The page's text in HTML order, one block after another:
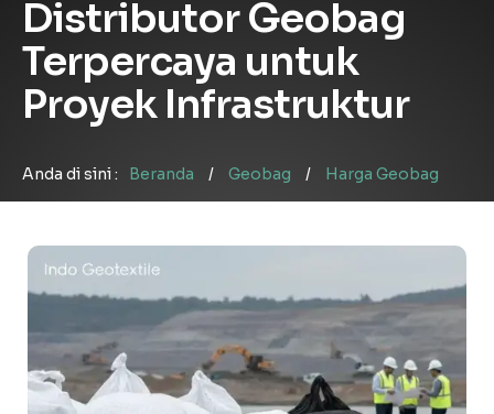
Distributor Geobag
Terpercaya untuk
Proyek Infrastruktur
Anda di sini : Beranda / Geobag / Harga Geobag